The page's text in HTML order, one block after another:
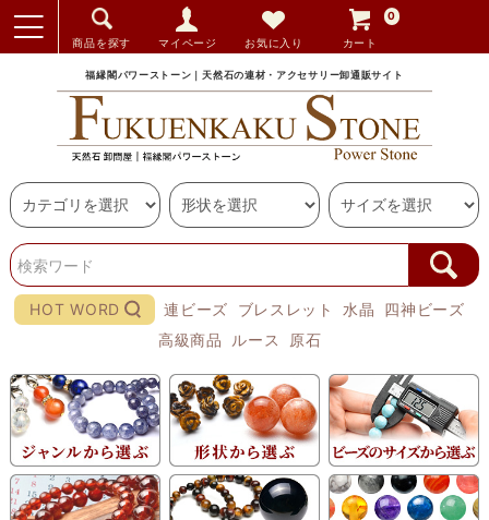
商品を探す マイページ お気に入り カート
0
福縁閣パワーストーン｜天然石の連材・アクセサリー卸通販サイト
HOT WORD 連ビーズ ブレスレット 水晶
四神ビーズ
高級商品
ルース 原石